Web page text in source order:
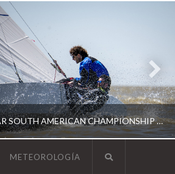
STAR SOUTH AMERICAN CHAMPIONSHIP 2026
METEOROLOGÍA